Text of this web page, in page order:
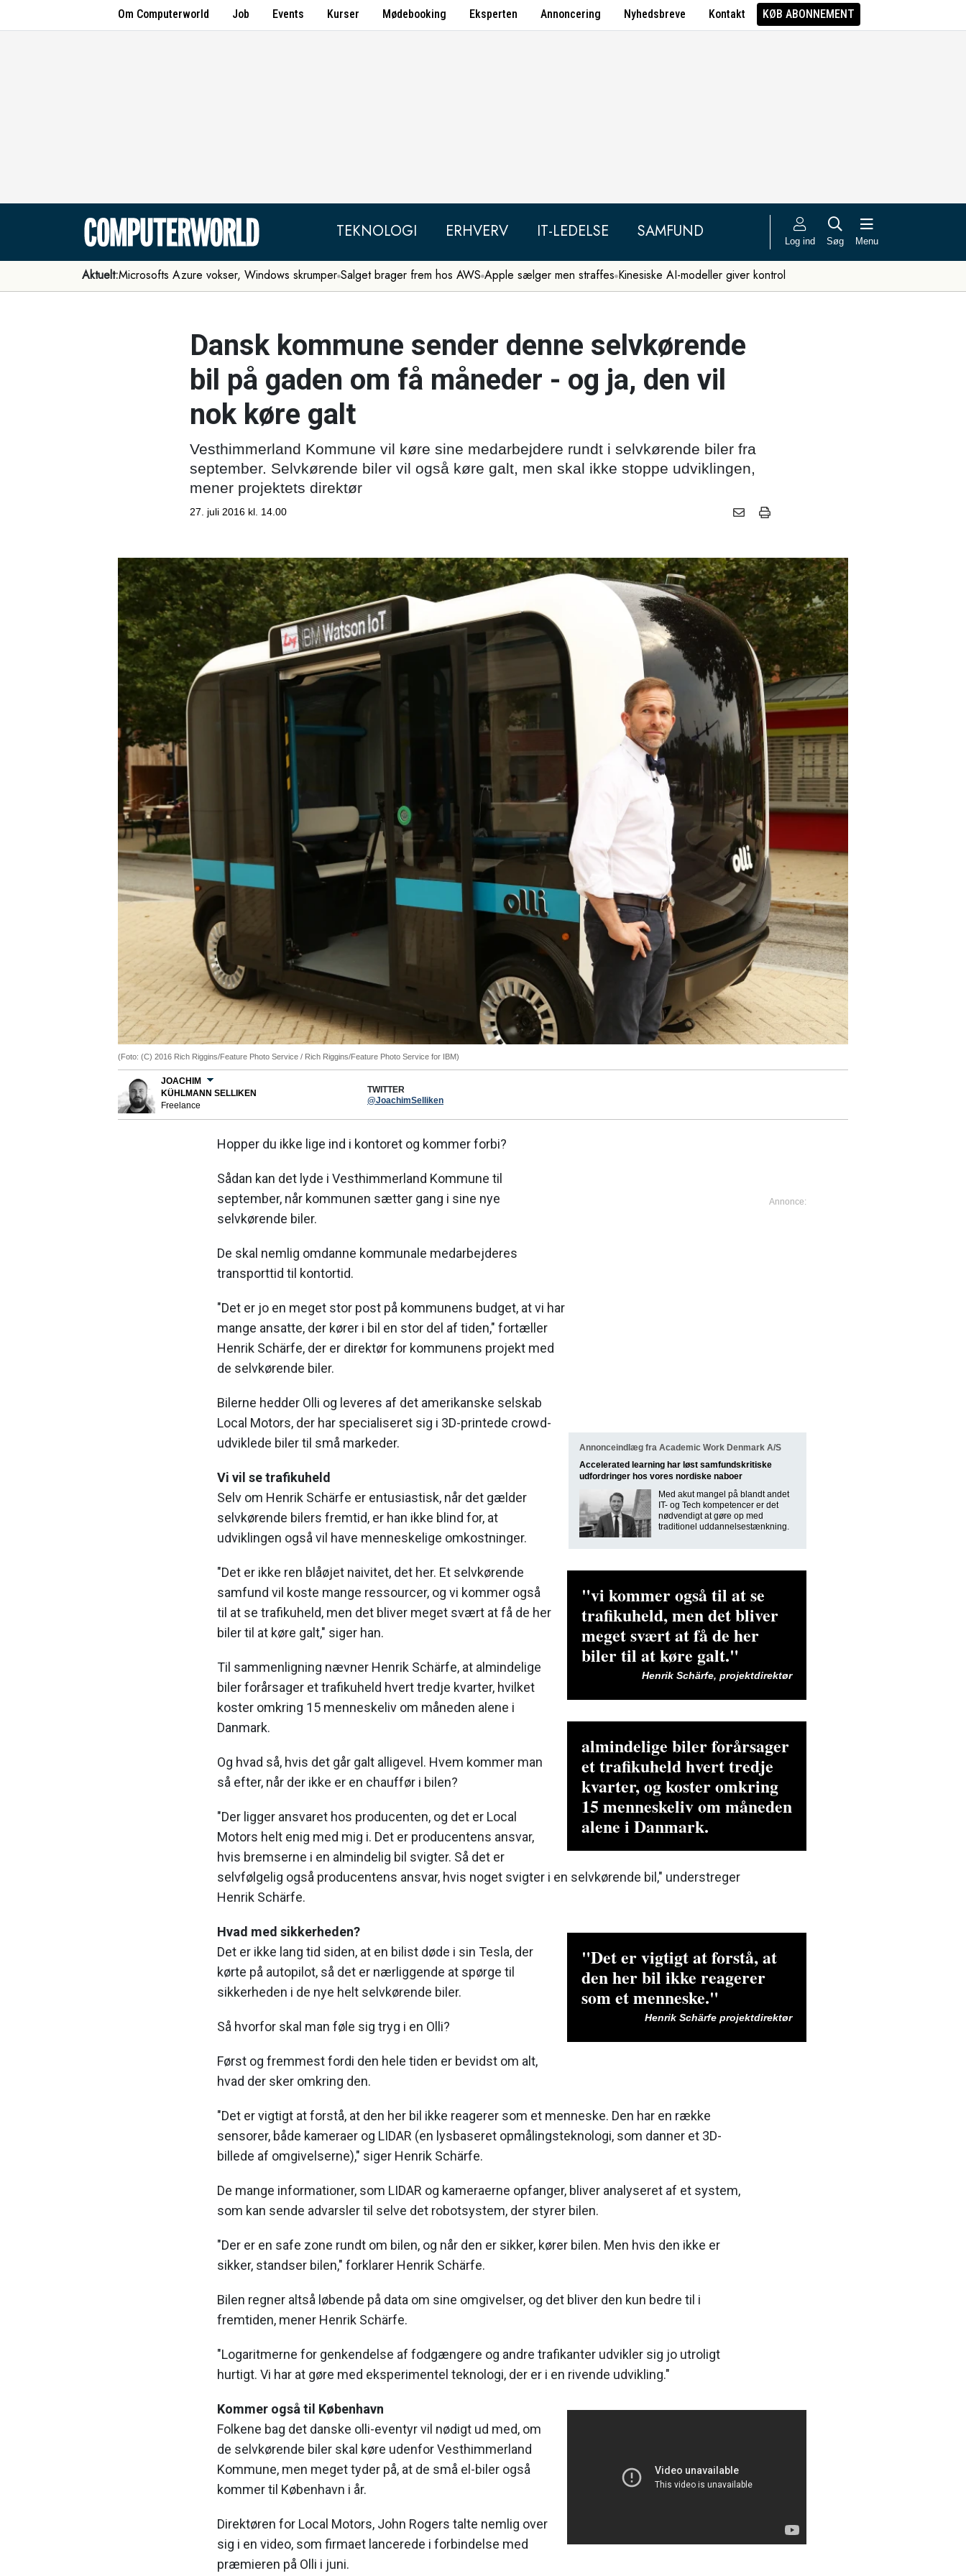
Om Computerworld Job Events Kurser Mødebooking Eksperten Annoncering Nyhedsbreve Kontakt KØB ABONNEMENT
TEKNOLOGI ERHVERV IT-LEDELSE SAMFUND Log ind Søg Menu
Aktuelt:Microsofts Azure vokser, Windows skrumper Salget brager frem hos AWS Apple sælger men straffes Kinesiske AI-modeller giver kontrol
Dansk kommune sender denne selvkørende
bil på gaden om få måneder - og ja, den vil
nok køre galt
Vesthimmerland Kommune vil køre sine medarbejdere rundt i selvkørende biler fra
september. Selvkørende biler vil også køre galt, men skal ikke stoppe udviklingen,
mener projektets direktør
27. juli 2016 kl. 14.00
(Foto: (C) 2016 Rich Riggins/Feature Photo Service / Rich Riggins/Feature Photo Service for IBM)
JOACHIM
KÜHLMANN SELLIKEN
Freelance
TWITTER
@JoachimSelliken
Annonceindlæg fra Academic Work Denmark A/S
Accele­rated learning har løst samfund­skri­tiske
udfordringer hos vores nordiske naboer
Med akut mangel på blandt andet
IT- og Tech kompetencer er det
nødvendigt at gøre op med
traditionel uddannelsestænkning.
"vi kommer også til at se
trafikuheld, men det bliver
meget svært at få de her
biler til at køre galt."
Henrik Schärfe, projektdirektør
Hopper du ikke lige ind i kontoret og kommer forbi?
Sådan kan det lyde i Vesthimmerland Kommune til
september, når kommunen sætter gang i sine nye
selvkørende biler.
De skal nemlig omdanne kommunale medarbejderes
transporttid til kontortid.
"Det er jo en meget stor post på kommunens budget, at vi har
mange ansatte, der kører i bil en stor del af tiden," fortæller
Henrik Schärfe, der er direktør for kommunens projekt med
de selvkørende biler.
Bilerne hedder Olli og leveres af det amerikanske selskab
Local Motors, der har specialiseret sig i 3D-printede crowd-
udviklede biler til små markeder.
almindelige biler forårsager
et trafikuheld hvert tredje
kvarter, og koster omkring
15 menneskeliv om måneden
alene i Danmark.
Vi vil se trafikuheld
Selv om Henrik Schärfe er entusiastisk, når det gælder
selvkørende bilers fremtid, er han ikke blind for, at
udviklingen også vil have menneskelige omkostninger.
"Det er ikke ren blåøjet naivitet, det her. Et selvkørende
samfund vil koste mange ressourcer, og vi kommer også
til at se trafikuheld, men det bliver meget svært at få de her
biler til at køre galt," siger han.
Til sammenligning nævner Henrik Schärfe, at almindelige
biler forårsager et trafikuheld hvert tredje kvarter, hvilket
koster omkring 15 menneskeliv om måneden alene i
Danmark.
Og hvad så, hvis det går galt alligevel. Hvem kommer man
så efter, når der ikke er en chauffør i bilen?
"Der ligger ansvaret hos producenten, og det er Local
Motors helt enig med mig i. Det er producentens ansvar,
hvis bremserne i en almindelig bil svigter. Så det er
selvfølgelig også producentens ansvar, hvis noget svigter i en selvkørende bil," understreger
Henrik Schärfe.
"Det er vigtigt at forstå, at
den her bil ikke reagerer
som et menneske."
Henrik Schärfe projektdirektør
Hvad med sikkerheden?
Det er ikke lang tid siden, at en bilist døde i sin Tesla, der
kørte på autopilot, så det er nærliggende at spørge til
sikkerheden i de nye helt selvkørende biler.
Så hvorfor skal man føle sig tryg i en Olli?
Først og fremmest fordi den hele tiden er bevidst om alt,
hvad der sker omkring den.
"Det er vigtigt at forstå, at den her bil ikke reagerer som et menneske. Den har en række
sensorer, både kameraer og LIDAR (en lysbaseret opmålingsteknologi, som danner et 3D-
billede af omgivelserne)," siger Henrik Schärfe.
De mange informationer, som LIDAR og kameraerne opfanger, bliver analyseret af et system,
som kan sende advarsler til selve det robotsystem, der styrer bilen.
"Der er en safe zone rundt om bilen, og når den er sikker, kører bilen. Men hvis den ikke er
sikker, standser bilen," forklarer Henrik Schärfe.
Bilen regner altså løbende på data om sine omgivelser, og det bliver den kun bedre til i
fremtiden, mener Henrik Schärfe.
"Logaritmerne for genkendelse af fodgængere og andre trafikanter udvikler sig jo utroligt
hurtigt. Vi har at gøre med eksperimentel teknologi, der er i en rivende udvikling."
Kommer også til København
Folkene bag det danske olli-eventyr vil nødigt ud med, om
de selvkørende biler skal køre udenfor Vesthimmerland
Kommune, men meget tyder på, at de små el-biler også
kommer til København i år.
Direktøren for Local Motors, John Rogers talte nemlig over
sig i en video, som firmaet lancerede i forbindelse med
præmieren på Olli i juni.